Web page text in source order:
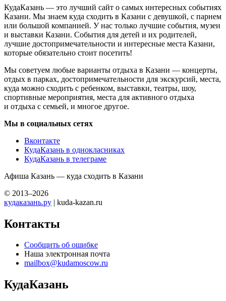
КудаКазань — это лучший сайт о самых интересных событиях
Казани. Мы знаем куда сходить в Казани с девушкой, с парнем
или большой компанией. У нас только лучшие события, музеи
и выставки Казани. События для детей и их родителей,
лучшие достопримечательности и интересные места Казани,
которые обязательно стоит посетить!
Мы советуем любые варианты отдыха в Казани — концерты,
отдых в парках, достопримечательности для экскурсий, места,
куда можно сходить с ребенком, выставки, театры, шоу,
спортивные мероприятия, места для активного отдыха
и отдыха с семьей, и многое другое.
Мы в социальных сетях
Вконтакте
КудаКазань в однокласниках
КудаКазань в телеграме
Афиша Казань — куда сходить в Казани
© 2013–2026
кудаказань.ру | kuda-kazan.ru
Контакты
Сообщить об ошибке
Наша электронная почта
mailbox@kudamoscow.ru
КудаКазань